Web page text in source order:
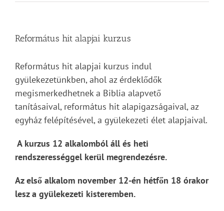
Református hit alapjai kurzus
Református hit alapjai kurzus indul
gyülekezetünkben, ahol az érdeklődők
megismerkedhetnek a Biblia alapvető
tanításaival, református hit alapigazságaival, az
egyház felépítésével, a gyülekezeti élet alapjaival.
A kurzus 12 alkalomból áll és heti
rendszerességgel kerül megrendezésre.
Az első alkalom november 12-én hétfőn 18 órakor
lesz a gyülekezeti kisteremben.